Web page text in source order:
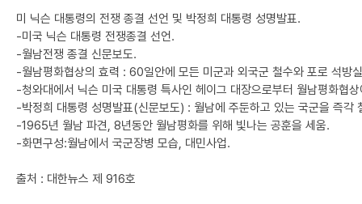
미 닉슨 대통령의 전쟁 종결 선언 및 박정희 대통령 성명발표.
-미국 닉슨 대통령 전쟁종결 선언.
-월남전쟁 종결 신문보도.
-월남평화협상의 효력 : 60일안에 모든 미군과 외국군 철수와 포로 석방
-청와대에서 닉슨 미국 대통령 특사인 헤이그 대장으로부터 월남평화협
-박정희 대통령 성명발표(신문보도) : 월남에 주둔하고 있는 국군을 즉각
-1965년 월남 파견, 8년동안 월남평화를 위해 빛나는 공훈을 세움.
-화면구성:월남에서 국군장병 모습, 대민사업.
출처 : 대한뉴스 제 916호